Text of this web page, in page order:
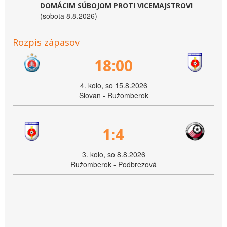
DOMÁCIM SÚBOJOM PROTI VICEMAJSTROVI
(sobota 8.8.2026)
Rozpis zápasov
18:00
4. kolo, so 15.8.2026
Slovan - Ružomberok
1:4
3. kolo, so 8.8.2026
Ružomberok - Podbrezová